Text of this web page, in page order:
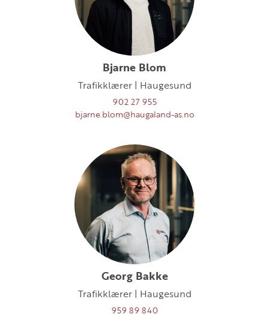
Bjarne Blom
Trafikklærer | Haugesund
902 27 955
bjarne.blom@haugaland-as.no
Georg Bakke
Trafikklærer | Haugesund
959 89 840